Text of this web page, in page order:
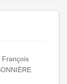
François